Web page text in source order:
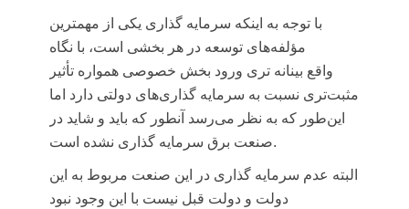
با توجه به اینکه سرمایه گذاری یکی از مهمترین
مؤلفه‌های توسعه در هر بخشی است، با نگاه
واقع بینانه تری ورود بخش خصوصی همواره تأثیر
مثبت‌تری نسبت به سرمایه گذاری‌های دولتی دارد اما
این‌طور که به نظر می‌رسد آنطور که باید و شاید در
صنعت برق سرمایه گذاری نشده است.
البته عدم سرمایه گذاری در این صنعت مربوط به این
دولت و دولت قبل نیست با این وجود نبود